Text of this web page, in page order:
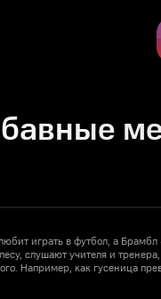
играть в футбол, а
слушают учителя и
Например, как гусеница
сколько у тебя